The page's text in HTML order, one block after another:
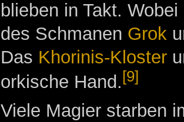
blieben in Takt.
des Schmanen Grok
Das Khorinis-Kloster
orkische Hand. [9]
Viele Magier starben